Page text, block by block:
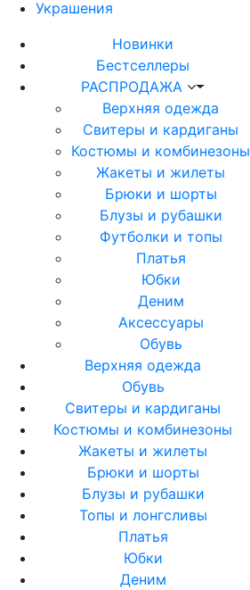
Украшения
Новинки
Бестселлеры
РАСПРОДАЖА
Верхняя одежда
Свитеры и кардиганы
Костюмы и комбинезоны
Жакеты и жилеты
Брюки и шорты
Блузы и рубашки
Футболки и топы
Платья
Юбки
Деним
Аксессуары
Обувь
Верхняя одежда
Обувь
Свитеры и кардиганы
Костюмы и комбинезоны
Жакеты и жилеты
Брюки и шорты
Блузы и рубашки
Топы и лонгсливы
Платья
Юбки
Деним